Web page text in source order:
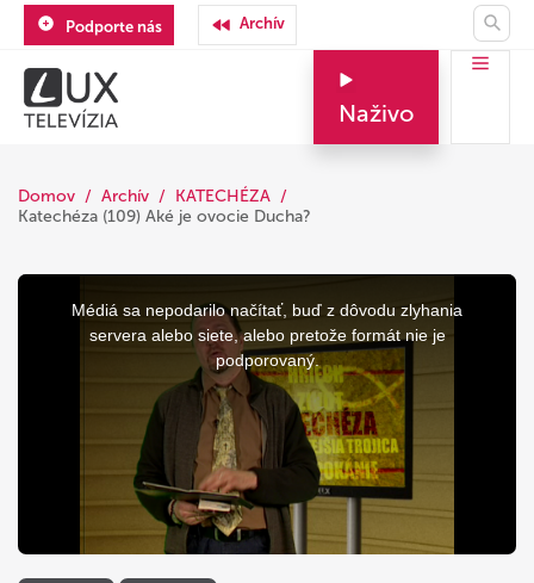
Podporte nás Archív
Naživo
Domov Archív
KATECHÉZA
Katechéza (109) Aké je ovocie Ducha?
This
Médiá sa nepodarilo načítať, buď z dôvodu zlyhania
servera alebo siete, alebo pretože formát nie je
podporovaný.